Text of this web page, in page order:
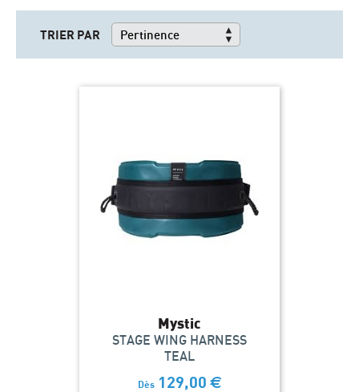
TRIER PAR
Mystic
STAGE WING HARNESS
TEAL
Dès 129,00 €